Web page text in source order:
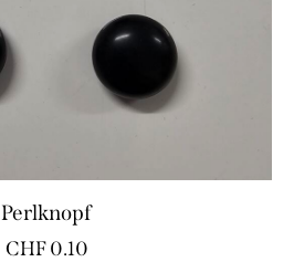
Perlknopf
CHF0.10